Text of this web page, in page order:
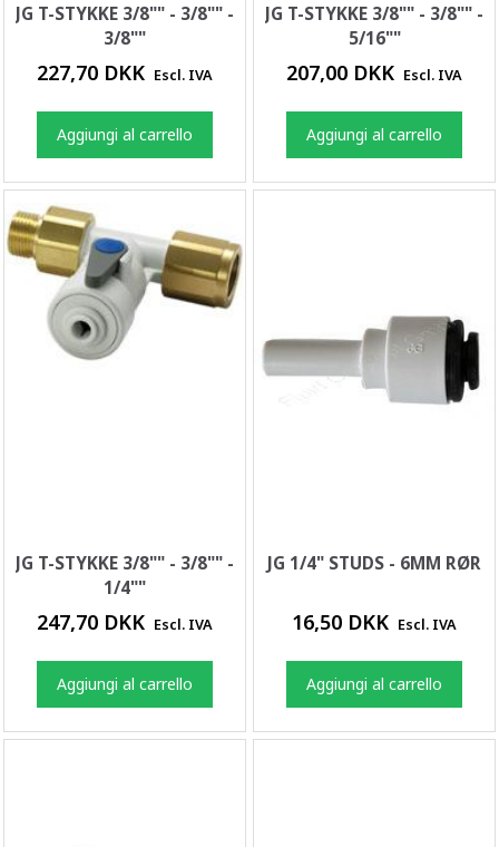
JG T-STYKKE 3/8"" - 3/8"" -
3/8""
227,70 DKK Escl. IVA
Aggiungi al carrello
JG T-STYKKE 3/8"" - 3/8"" -
5/16""
207,00 DKK Escl. IVA
Aggiungi al carrello
JG T-STYKKE 3/8"" - 3/8"" -
1/4""
247,70 DKK Escl. IVA
Aggiungi al carrello
JG 1/4" STUDS - 6MM RØR
16,50 DKK Escl. IVA
Aggiungi al carrello